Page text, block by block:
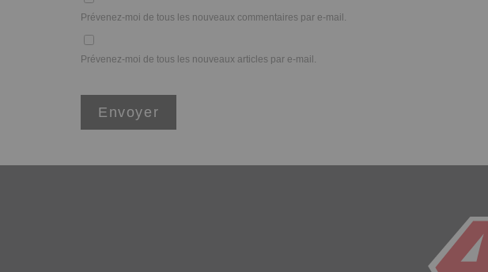
Prévenez-moi de tous les nouveaux commentaires par e-mail.
Prévenez-moi de tous les nouveaux articles par e-mail.